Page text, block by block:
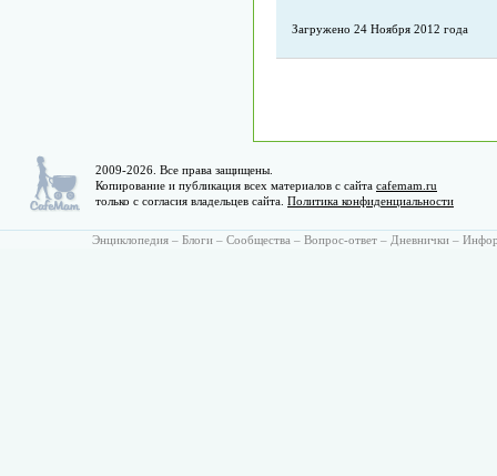
Загружено 24 Ноября 2012 года
2009-2026. Все права защищены.
Копирование и публикация всех материалов с сайта cafemam.ru
только с согласия владельцев сайта. Политика конфиденциальности
Энциклопедия – Блоги – Сообщества – Вопрос-ответ – Дневнички –